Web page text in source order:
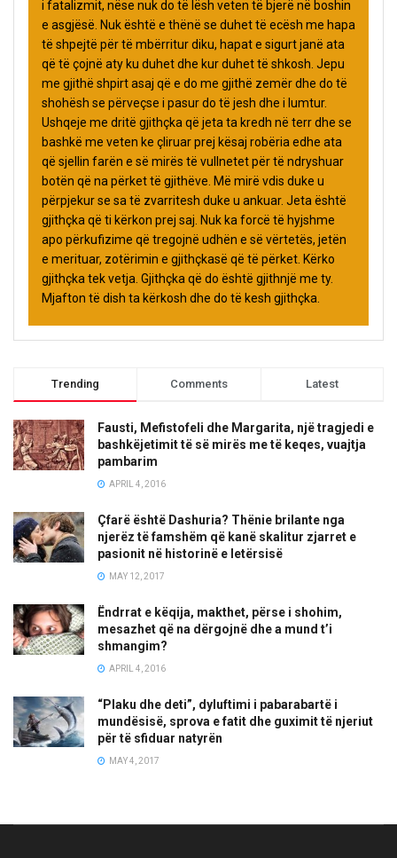
i fatalizmit, nëse nuk do të lësh veten të bjerë në boshin
e asgjësë. Nuk është e thënë se duhet të ecësh me hapa
të shpejtë për të mbërritur diku, hapat e sigurt janë ata
që të çojnë aty ku duhet dhe kur duhet të shkosh. Jepu
me gjithë shpirt asaj që e do me gjithë zemër dhe do të
shohësh se përveçse i pasur do të jesh dhe i lumtur.
Ushqeje me dritë gjithçka që jeta ta kredh në terr dhe se
bashkë me veten ke çliruar prej kësaj robëria edhe ata
që sjellin farën e së mirës të vullnetet për të ndryshuar
botën që na përket të gjithëve. Më mirë vdis duke u
përpjekur se sa të zvarritesh duke u ankuar. Jeta është
gjithçka që ti kërkon prej saj. Nuk ka forcë të hyjshme
apo përkufizime që tregojnë udhën e së vërtetës, jetën
e merituar, zotërimin e gjithçkasë që të përket. Kërko
gjithçka tek vetja. Gjithçka që do është gjithnjë me ty.
Mjafton të dish ta kërkosh dhe do të kesh gjithçka.
Trending Comments Latest
Fausti, Mefistofeli dhe Margarita, një tragjedi e
bashkëjetimit të së mirës me të keqes, vuajtja
pambarim
APRIL 4, 2016
Çfarë është Dashuria? Thënie brilante nga
njerëz të famshëm që kanë skalitur zjarret e
pasionit në historinë e letërsisë
MAY 12, 2017
Ëndrrat e këqija, makthet, përse i shohim,
mesazhet që na dërgojnë dhe a mund t’i
shmangim?
APRIL 4, 2016
“Plaku dhe deti”, dyluftimi i pabarabartë i
mundësisë, sprova e fatit dhe guximit të njeriut
për të sfiduar natyrën
MAY 4, 2017